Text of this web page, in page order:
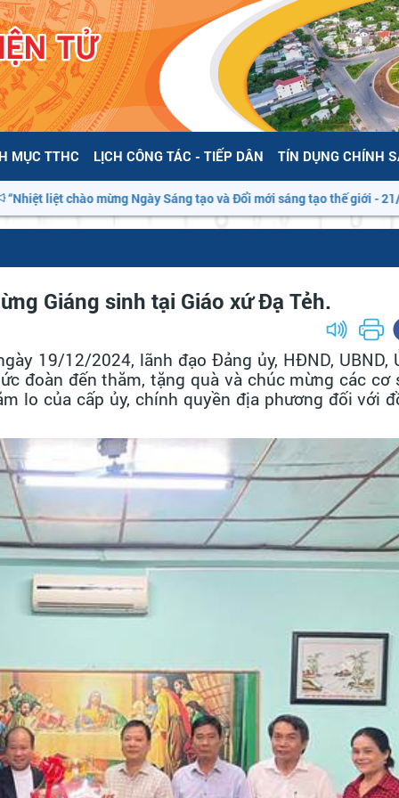
MỤC TTHC LỊCH CÔNG TÁC - TIẾP DÂN TÍN DỤNG CHÍNH
chào mừng Ngày Sáng tạo và Đổi mới sáng tạo thế giới - 21/4/
Giáng sinh tại Giáo xứ Đạ Tẻh.
19/12/2024, lãnh đạo Đảng ủy, HĐND, UBND,
đoàn đến thăm, tặng quà và chúc mừng các cơ
lo của cấp ủy, chính quyền địa phương đối với